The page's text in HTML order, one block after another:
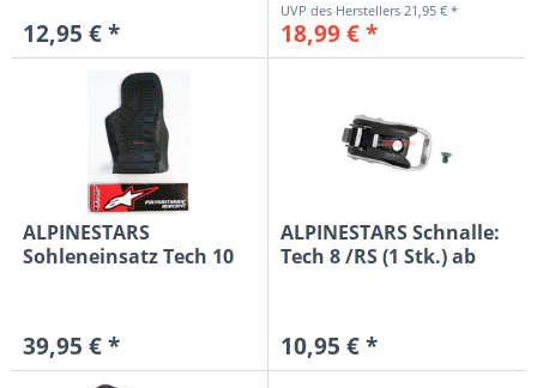
12,95 € *
21,95 € *
18,99 € *
ALPINESTARS
Sohleneinsatz Tech 10
39,95 € *
ALPINESTARS Schnalle:
Tech 8 /RS (1 Stk.) ab
10,95 € *